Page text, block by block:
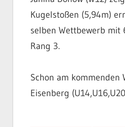
Kugelstoßen (5,94m)
selben Wettbewerb mit
Rang 3.
Schon am kommenden
Eisenberg